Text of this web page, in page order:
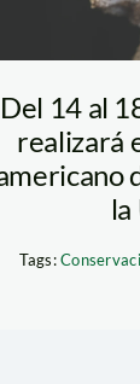
Del 14 al
realizará
la
Tags: